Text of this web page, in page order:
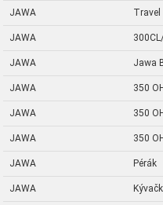
JAWA Travel
JAWA
JAWA Jawa
JAWA 350
JAWA 350
JAWA 350
JAWA Pérák
JAWA